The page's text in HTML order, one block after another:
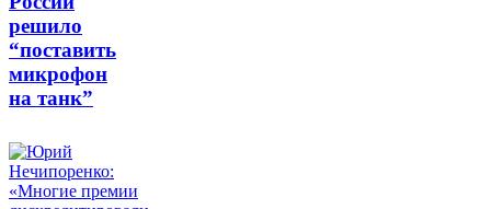
решило
“поставить
микрофон
на танк”